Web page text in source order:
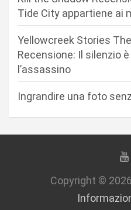
Tide City appartiene ai
Yellowcreek Stories
Recensione: Il silenzio
l’assassino
Ingrandire una foto
Copyright © 2026